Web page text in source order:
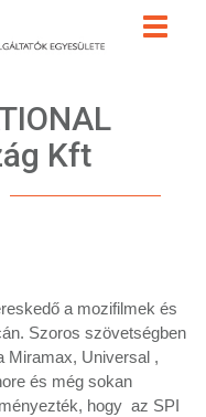
Toggle
Kft
a mozifilmek és
Szoros szövetségben
Miramax, Universal ,
és még sokan
hogy az SPI